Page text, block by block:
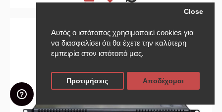
Αυτός ο ιστότοπος χρησιμοποιεί cookies για
να διασφαλίσει ότι θα έχετε την καλύτερη
εμπειρία στον ιστότοπό μας.
Close
Προτιμήσεις Αποδέχομαι